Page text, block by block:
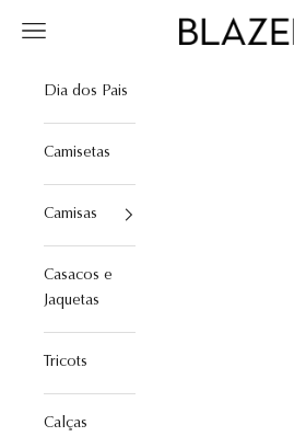
Blazee
Menu
Dia dos Pais
Camisetas
Camisas
Casacos e
Jaquetas
Tricots
Calças